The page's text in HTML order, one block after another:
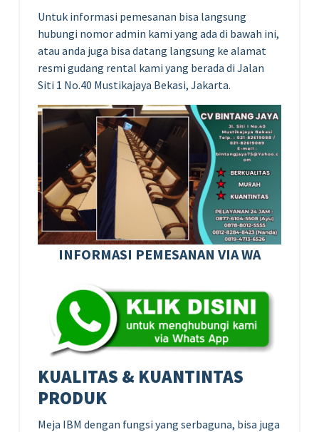
Untuk informasi pemesanan bisa langsung
hubungi nomor admin kami yang ada di bawah ini,
atau anda juga bisa datang langsung ke alamat
resmi gudang rental kami yang berada di Jalan
Siti 1 No.40 Mustikajaya Bekasi, Jakarta.
INFORMASI PEMESANAN VIA WA
KUALITAS & KUANTINTAS
PRODUK
Meja IBM dengan fungsi yang serbaguna, bisa juga